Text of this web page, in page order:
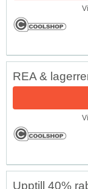
REA &
Upptill 40%